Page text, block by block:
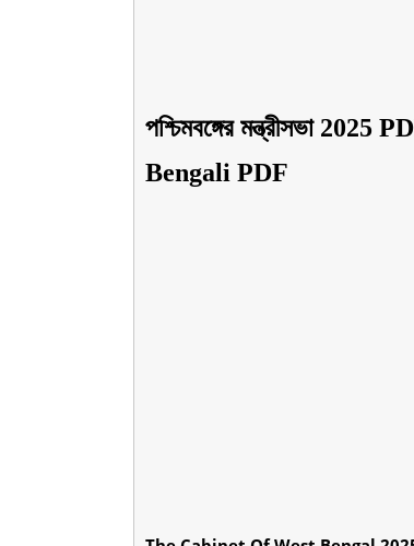
পশ্চিমবঙ্গের মন্ত্রীসভা
Bengali PDF